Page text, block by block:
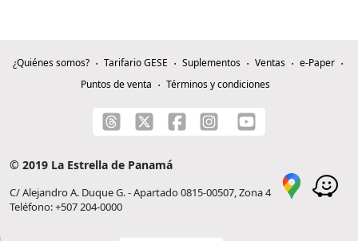
¿Quiénes somos? Tarifario GESE Suplementos Ventas
e-Paper
Puntos de venta
Términos y condiciones
© 2019 La Estrella de Panamá
C/ Alejandro A. Duque G. - Apartado 0815-00507, Zona 4
Teléfono: +507 204-0000